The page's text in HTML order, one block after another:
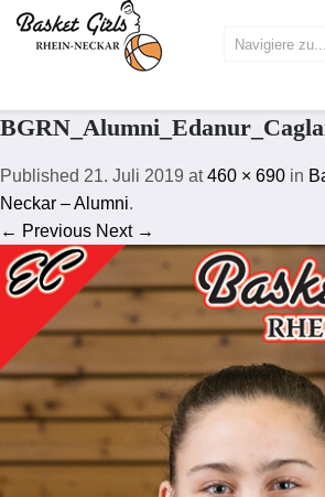
Published 21. Juli 2019 at460 × 690 in
Neckar – Alumni.
← Previous Next →